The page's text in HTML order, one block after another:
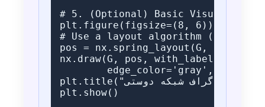
# 5. (Optional) Basic
plt.figure(figsize=(8, 6))
# Use a layout algorithm (e.g.,
pos = nx.spring_layout(G,
nx.draw(G, pos, with_labels=True,
edge_color='gray',
plt.title("نمایش گراف شبکه دوستی")
plt.show()